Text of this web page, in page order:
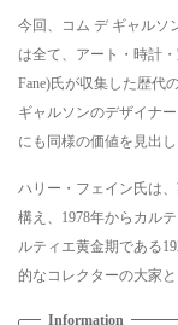
今回、コム デ ギャルソ
は全て、アート・時計
Fane)氏が収集した歴代
ギャルソンのデザイナ
にも同様の価値を見出
ハリー・フェイン氏は
構え、1978年からカル
ルティエ黄金期である
的なコレクターの大家